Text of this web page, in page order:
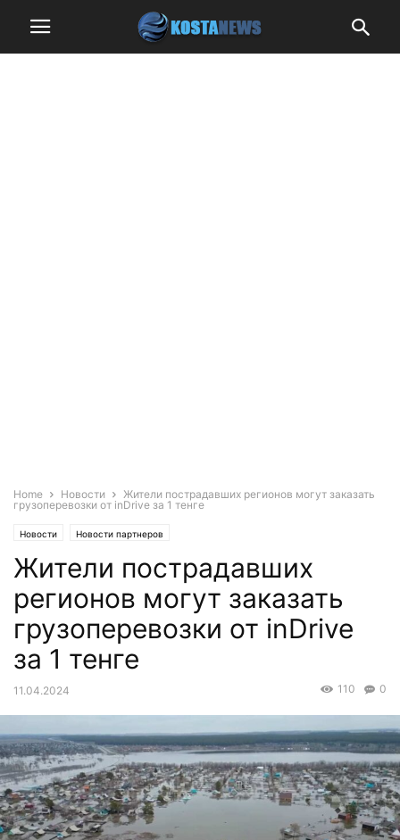
Home Новости
Жители пострадавших регионов могут заказать
грузоперевозки от inDrive за 1 тенге
Новости Новости партнеров
Жители пострадавших
регионов могут заказать
грузоперевозки от inDrive
за 1 тенге
11.04.2024 0
110